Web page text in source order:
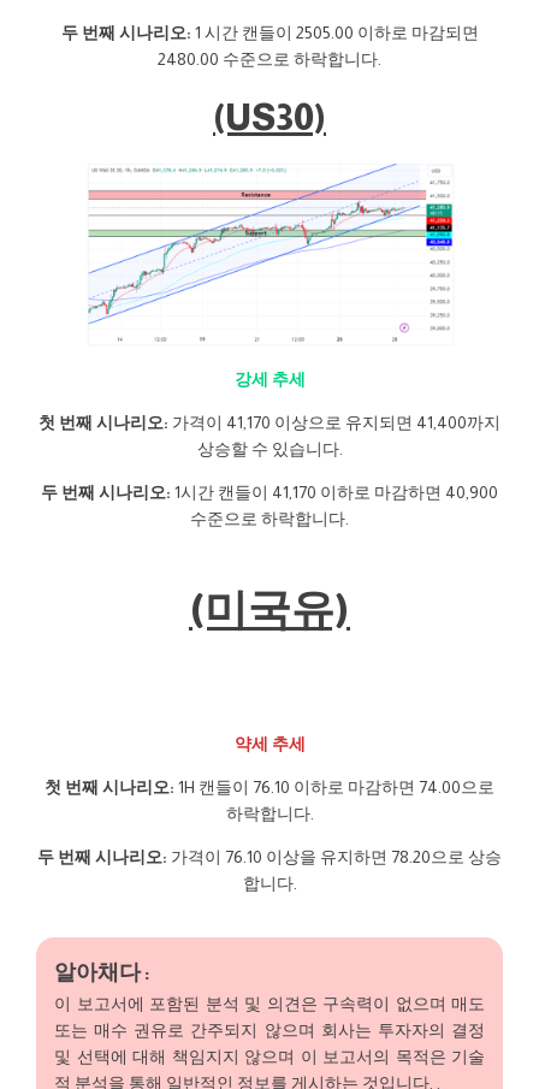
두 번째 시나리오: 1 시간 캔들이 2505.00 이하로 마감되면
2480.00 수준으로 하락합니다.
(US30)
강세 추세
첫 번째 시나리오: 가격이 41,170 이상으로 유지되면 41,400까지
상승할 수 있습니다.
두 번째 시나리오: 1시간 캔들이 41,170 이하로 마감하면 40,900
수준으로 하락합니다.
(미국유)
약세 추세
첫 번째 시나리오: 1H 캔들이 76.10 이하로 마감하면 74.00으로
하락합니다.
두 번째 시나리오: 가격이 76.10 이상을 유지하면 78.20으로 상승
합니다.
알아채다 :
이 보고서에 포함된 분석 및 의견은 구속력이 없으며 매도
또는 매수 권유로 간주되지 않으며 회사는 투자자의 결정
및 선택에 대해 책임지지 않으며 이 보고서의 목적은 기술
적 분석을 통해 일반적인 정보를 게시하는 것입니다. .